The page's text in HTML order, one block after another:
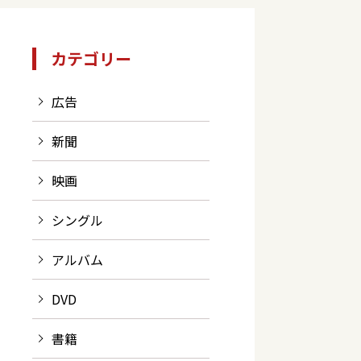
カテゴリー
広告
新聞
映画
シングル
アルバム
DVD
書籍